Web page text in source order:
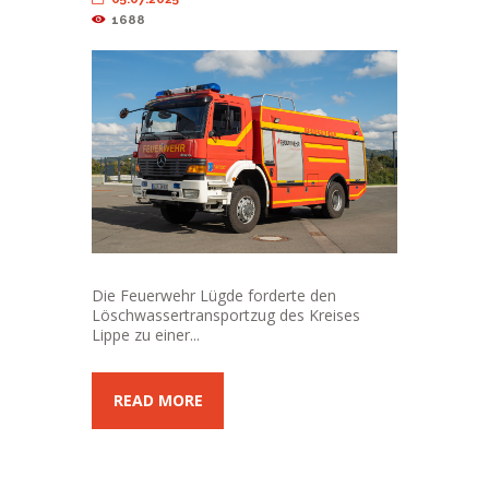
1688
Die Feuerwehr Lügde forderte den
Löschwassertransportzug des Kreises
Lippe zu einer...
READ MORE